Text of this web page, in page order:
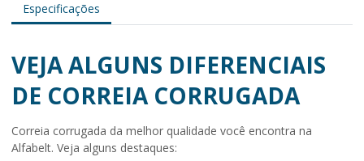
Especificações
VEJA ALGUNS DIFERENCIAIS
DE CORREIA CORRUGADA
Correia corrugada da melhor qualidade você encontra na
Alfabelt. Veja alguns destaques: